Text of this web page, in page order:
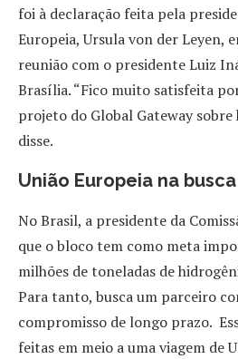
foi à declaração feita pela
Europeia, Ursula von der Leyen,
reunião com o presidente Luiz
Brasília. “Fico muito satisfeita
projeto do Global Gateway sobre
disse.
União Europeia na
No Brasil, a presidente da
que o bloco tem como meta
milhões de toneladas de
Para tanto, busca um parceiro
compromisso de longo prazo.
feitas em meio a uma viagem de